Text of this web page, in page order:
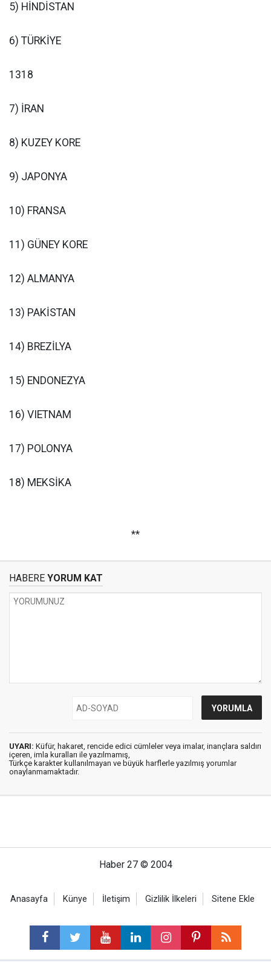
5) HİNDİSTAN
6) TÜRKİYE
1318
7) İRAN
8) KUZEY KORE
9) JAPONYA
10) FRANSA
11) GÜNEY KORE
12) ALMANYA
13) PAKİSTAN
14) BREZİLYA
15) ENDONEZYA
16) VIETNAM
17) POLONYA
18) MEKSİKA
**
HABERE YORUM KAT
UYARI: Küfür, hakaret, rencide edici cümleler veya imalar, inançlara saldırı
içeren, imla kuralları ile yazılmamış,
Türkçe karakter kullanılmayan ve büyük harflerle yazılmış yorumlar
onaylanmamaktadır.
Haber 27 © 2004
Anasayfa Künye İletişim Gizlilik İlkeleri Sitene Ekle